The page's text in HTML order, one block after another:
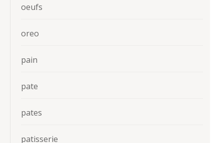
oeufs
oreo
pain
pate
pates
patisserie